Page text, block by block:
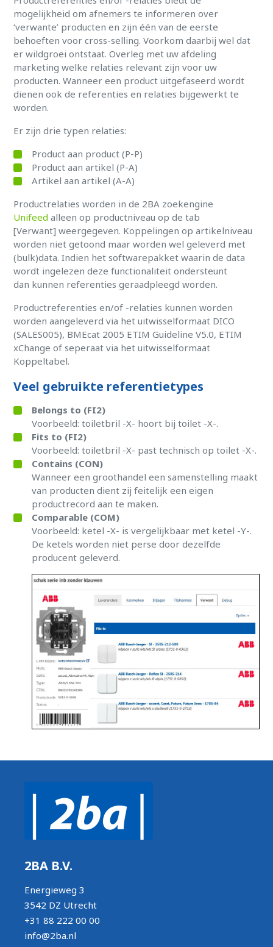
mogelijkheid om afnemers te informeren over
‘verwante’ producten en zijn één van de eerste
behoeften voor cross-selling. Voorkom daarbij wel dat
er wildgroei ontstaat. Overleg met uw afdeling
marketing welke relaties relevant zijn voor uw
producten. Wanneer een product uitgefaseerd wordt
dienen ook de referenties en relaties bijgewerkt te
worden.
Er zijn drie typen relaties:
Product aan product (P-P)
Product aan artikel (P-A)
Artikel aan artikel (A-A)
Productrelaties worden in de 2BA zoekengine
Unifeed alleen op productniveau op de tab
[Verwant] weergegeven. Koppelingen op artikelniveau
worden niet getoond maar worden wel geleverd met
(bulk)data. Indien het softwarepakket waarin de data
wordt ingelezen deze functionaliteit ondersteunt
dan kunnen referenties geraadpleegd worden.
Productreferenties en/of -relaties kunnen worden
worden aangeleverd via het uitwisselformaat DICO
(SALES005), BMEcat 2005 ETIM Guideline V5.0, ETIM
xChange of seperaat via het uitwisselformaat
Koppeltabel.
Veel gebruikte referentietypes
Belongs to (FI2)
Voorbeeld: toiletbril -X- hoort bij toilet -X-.
Fits to (FI2)
Voorbeeld: toiletbril -X- past technisch op toilet -X-.
Contains (CON)
Wanneer een groothandel een samenstelling maakt
van producten dient zij feitelijk een eigen
productrecord aan te maken.
Comparable (COM)
Voorbeeld: ketel -X- is vergelijkbaar met ketel -Y-.
De ketels worden niet perse door dezelfde
producent geleverd.
2BA B.V.
Energieweg 3
3542 DZ Utrecht
+31 88 222 00 00
info@2ba.nl